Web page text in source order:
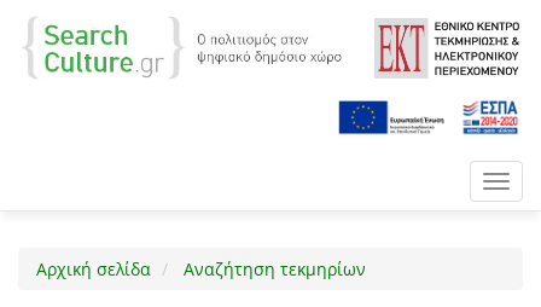
Αρχική σελίδα Αναζήτηση τεκμηρίων